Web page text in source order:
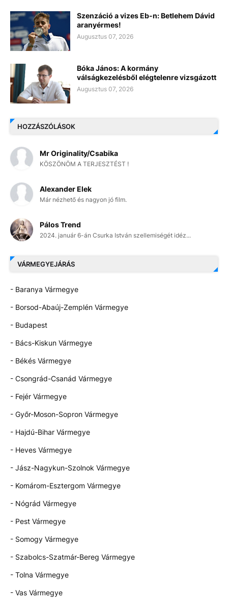
Szenzáció a vizes Eb-n: Betlehem Dávid
aranyérmes!
Augusztus 07, 2026
Bóka János: A kormány
válságkezelésből elégtelenre vizsgázott
Augusztus 07, 2026
HOZZÁSZÓLÁSOK
Mr Originality/Csabika
KÖSZÖNÖM A TERJESZTÉST !
Alexander Elek
Már nézhető és nagyon jó film.
Pálos Trend
2024. január 6-án Csurka István szellemiségét idéz...
VÁRMEGYEJÁRÁS
- Baranya Vármegye
- Borsod-Abaúj-Zemplén Vármegye
- Budapest
- Bács-Kiskun Vármegye
- Békés Vármegye
- Csongrád-Csanád Vármegye
- Fejér Vármegye
- Győr-Moson-Sopron Vármegye
- Hajdú-Bihar Vármegye
- Heves Vármegye
- Jász-Nagykun-Szolnok Vármegye
- Komárom-Esztergom Vármegye
- Nógrád Vármegye
- Pest Vármegye
- Somogy Vármegye
- Szabolcs-Szatmár-Bereg Vármegye
- Tolna Vármegye
- Vas Vármegye